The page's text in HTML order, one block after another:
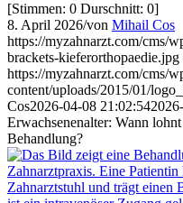
[Stimmen: 0 Durschnitt: 0]
8. April 2026/von Mihail Cos
https://myzahnarzt.com/cms/
brackets-kieferorthopaedie.jpg
https://myzahnarzt.com/cms/
content/uploads/2015/01/
Cos2026-04-08 21:02:54
Erwachsenenalter: Wann
Behandlung?